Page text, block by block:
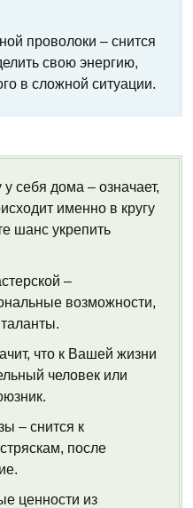
проволоки – снится
свою энергию,
в сложной ситуации.
себя дома – означает,
именно в кругу
шанс укрепить
–
возможности,
что к Вашей жизни
человек или
– снится к
после
ценности из